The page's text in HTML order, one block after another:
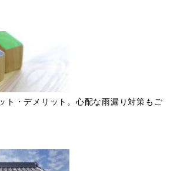
ト・デメリット。心配な雨漏り対策もご